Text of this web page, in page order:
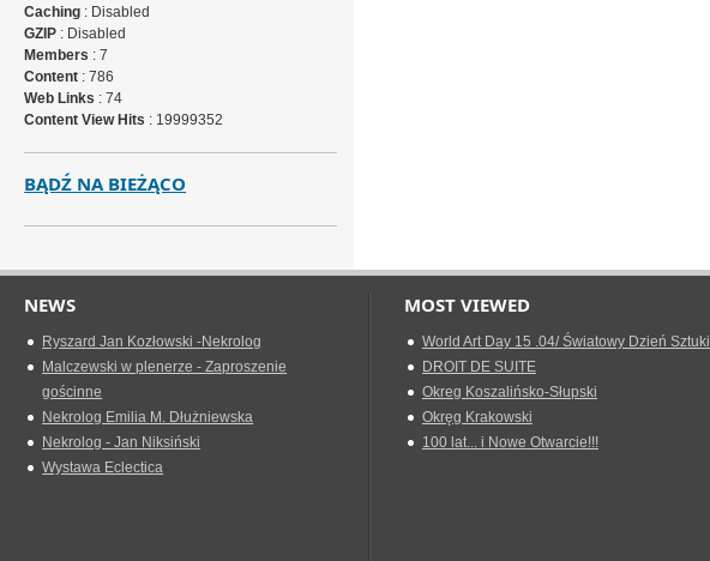
Caching : Disabled
GZIP : Disabled
Members : 7
Content : 786
Web Links : 74
Content View Hits : 19999352
BĄDŹ NA BIEŻĄCO
NEWS
Ryszard Jan Kozłowski -Nekrolog
Malczewski w plenerze - Zaproszenie
gościnne
Nekrolog Emilia M. Dłużniewska
Nekrolog - Jan Niksiński
Wystawa Eclectica
MOST VIEWED
World Art Day 15 .04/ Światowy Dzień Sztuki
DROIT DE SUITE
Okreg Koszalińsko-Słupski
Okręg Krakowski
100 lat... i Nowe Otwarcie!!!